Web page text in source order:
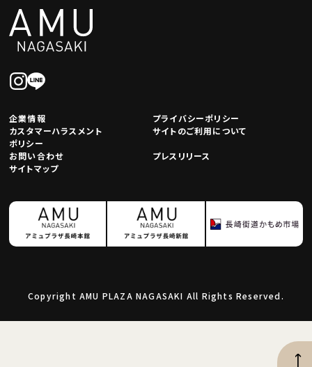
企業情報
プライバシーポリシー
カスタマーハラスメント
ポリシー
サイトのご利用について
お問い合わせ
プレスリリース
サイトマップ
Copyright AMU PLAZA NAGASAKI All Rights Reserved.